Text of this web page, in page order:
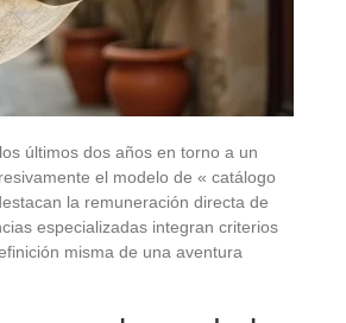
últimos dos años en torno a un
el modelo de « catálogo
la remuneración directa de
especializadas integran criterios
misma de una aventura